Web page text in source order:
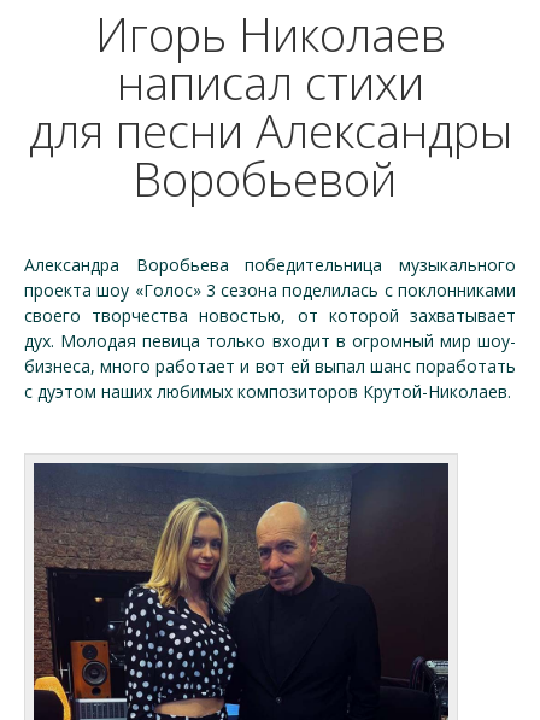
Игорь Николаев
написал стихи
для песни Александры
Воробьевой
Александра Воробьева победительница музыкального
проекта шоу «Голос» 3 сезона поделилась с поклонниками
своего творчества новостью, от которой захватывает
дух. Молодая певица только входит в огромный мир шоу-
бизнеса, много работает и вот ей выпал шанс поработать
с дуэтом наших любимых композиторов Крутой-Николаев.